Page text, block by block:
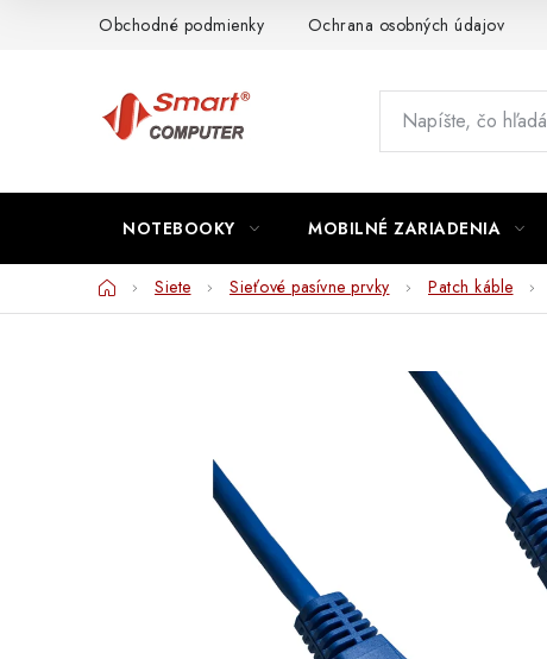
Obchodné podmienky Ochrana osobných údajov
NOTEBOOKY MOBILNÉ ZARIADENIA
DomovSiete Sieťové pasívne prvky Patch káble